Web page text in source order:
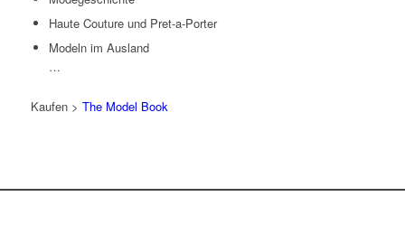
Haute Couture und Pret-a-Porter
Modeln im Ausland
…
Kaufen > The Model Book